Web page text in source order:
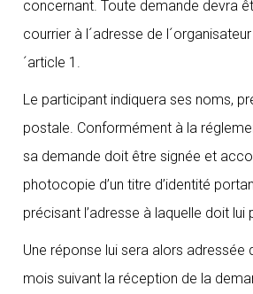
concernant. Toute demande devra
courrier à l´adresse de
´article 1.
Le participant indiquera ses noms,
postale. Conformément à la
sa demande doit être signée et
photocopie d’un titre d’identité
précisant l’adresse à laquelle doit lui
Une réponse lui sera alors adressée
mois suivant la réception de la